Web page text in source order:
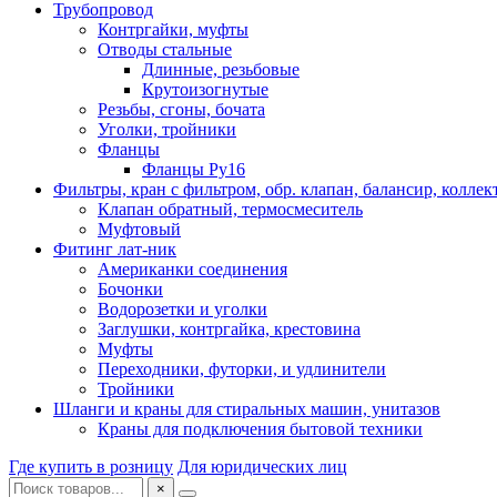
Трубопровод
Контргайки, муфты
Отводы стальные
Длинные, резьбовые
Крутоизогнутые
Резьбы, сгоны, бочата
Уголки, тройники
Фланцы
Фланцы Ру16
Фильтры, кран с фильтром, обр. клапан, балансир,
Клапан обратный, термосмеситель
Муфтовый
Фитинг лат-ник
Американки соединения
Бочонки
Водорозетки и уголки
Заглушки, контргайка, крестовина
Муфты
Переходники, футорки, и удлинители
Тройники
Шланги и краны для стиральных машин, унитазов
Краны для подключения бытовой техники
Где купить в розницу Для юридических лиц
×